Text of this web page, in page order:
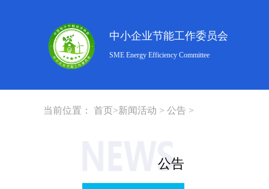
中小企业节能工作委员会
SME Energy Efficiency Committee
当前位置： 首页>新闻活动 > 公告 >
公告